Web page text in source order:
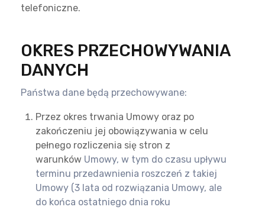
telefoniczne.
OKRES PRZECHOWYWANIA
DANYCH
Państwa dane będą przechowywane:
Przez okres trwania Umowy oraz po
zakończeniu jej obowiązywania w celu
pełnego rozliczenia się stron z
warunków Umowy, w tym do czasu upływu
terminu przedawnienia roszczeń z takiej
Umowy (3 lata od rozwiązania Umowy, ale
do końca ostatniego dnia roku